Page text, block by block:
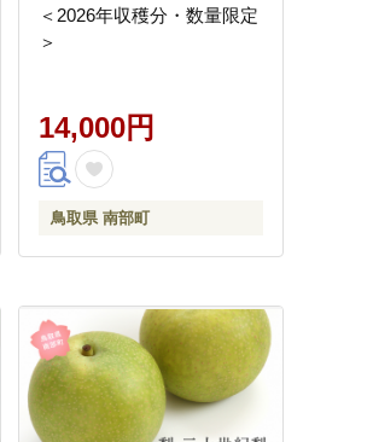
＜2026年収穫分・数量限定
＞
14,000円
鳥取県 南部町